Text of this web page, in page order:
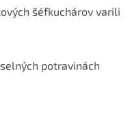
šéfkuchárov varili
potravinách